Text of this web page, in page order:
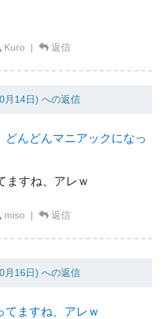
Kuro | 返信
月14日) への返信
んどんマニアックになっ
ますね、アレｗ
miso | 返信
月16日) への返信
ますね、アレｗ